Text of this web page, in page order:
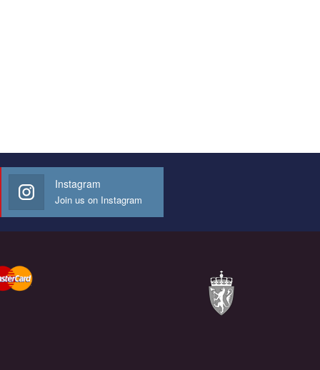
Instagram
Join us on Instagram